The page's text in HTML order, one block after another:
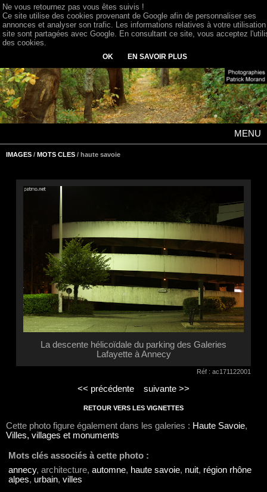
MENU
IMAGES / MOTS CLES / haute savoie
La descente hélicoïdale du parking des Galeries
Lafayette à Annecy
Réf : ac171122001
<< précédente suivante >>
RETOUR VERS LES VIGNETTES
Cette photo figure également dans les galeries : Haute Savoie,
Villes, villages et monuments
Mots clés associés à cette photo :
annecy, architecture, automne, haute savoie, nuit, région rhône
alpes, urbain, villes
Ne vous retournez pas vous êtes suivis !
Ce site utilise des cookies provenant de Google afin de personnaliser ses
annonces et analyser son trafic. Les informations relatives à votre
site sont partagées avec Google. En consultant ce site, vous acceptez
des cookies.
OK EN SAVOIR PLUS